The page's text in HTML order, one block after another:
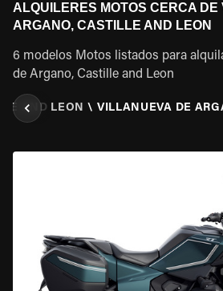
ALQUILERES MOTOS CERCA
ARGANO, CASTILLE AND LEON
6 modelos Motos listados para
de Argano, Castille and Leon
AND LEON \ VILLANUEVA DE